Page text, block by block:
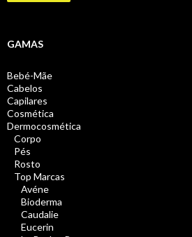
GAMAS
Bebé-Mãe
Cabelos
Capilares
Cosmética
Dermocosmética
Corpo
Pés
Rosto
Top Marcas
Avéne
Bioderma
Caudalie
Eucerin